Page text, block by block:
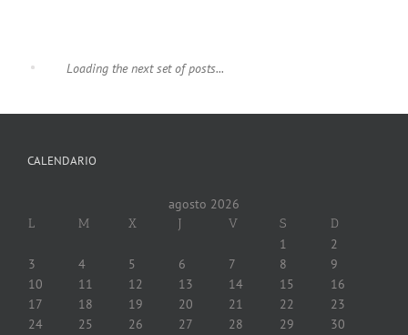
Loading the next set of posts...
CALENDARIO
agosto 2026
L M X J V S D
1
2
3
4 5 6 7 8
9
10
11 12 13 14 15
16
17
18 19 20 21 22
23
24
25 26 27 28 29
30